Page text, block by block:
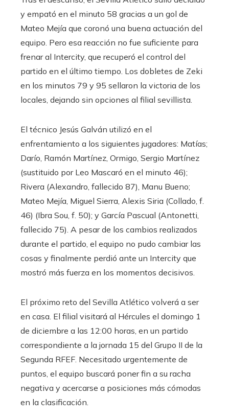
y empató en el minuto 58 gracias a un gol de
Mateo Mejía que coronó una buena actuación del
equipo. Pero esa reacción no fue suficiente para
frenar al Intercity, que recuperó el control del
partido en el último tiempo. Los dobletes de Zeki
en los minutos 79 y 95 sellaron la victoria de los
locales, dejando sin opciones al filial sevillista.
El técnico Jesús Galván utilizó en el
enfrentamiento a los siguientes jugadores: Matías;
Darío, Ramón Martínez, Ormigo, Sergio Martínez
(sustituido por Leo Mascaró en el minuto 46);
Rivera (Alexandro, fallecido 87), Manu Bueno;
Mateo Mejía, Miguel Sierra, Alexis Siria (Collado, f.
46) (Ibra Sou, f. 50); y García Pascual (Antonetti,
fallecido 75). A pesar de los cambios realizados
durante el partido, el equipo no pudo cambiar las
cosas y finalmente perdió ante un Intercity que
mostró más fuerza en los momentos decisivos.
El próximo reto del Sevilla Atlético volverá a ser
en casa. El filial visitará al Hércules el domingo 1
de diciembre a las 12:00 horas, en un partido
correspondiente a la jornada 15 del Grupo II de la
Segunda RFEF. Necesitado urgentemente de
puntos, el equipo buscará poner fin a su racha
negativa y acercarse a posiciones más cómodas
en la clasificación.